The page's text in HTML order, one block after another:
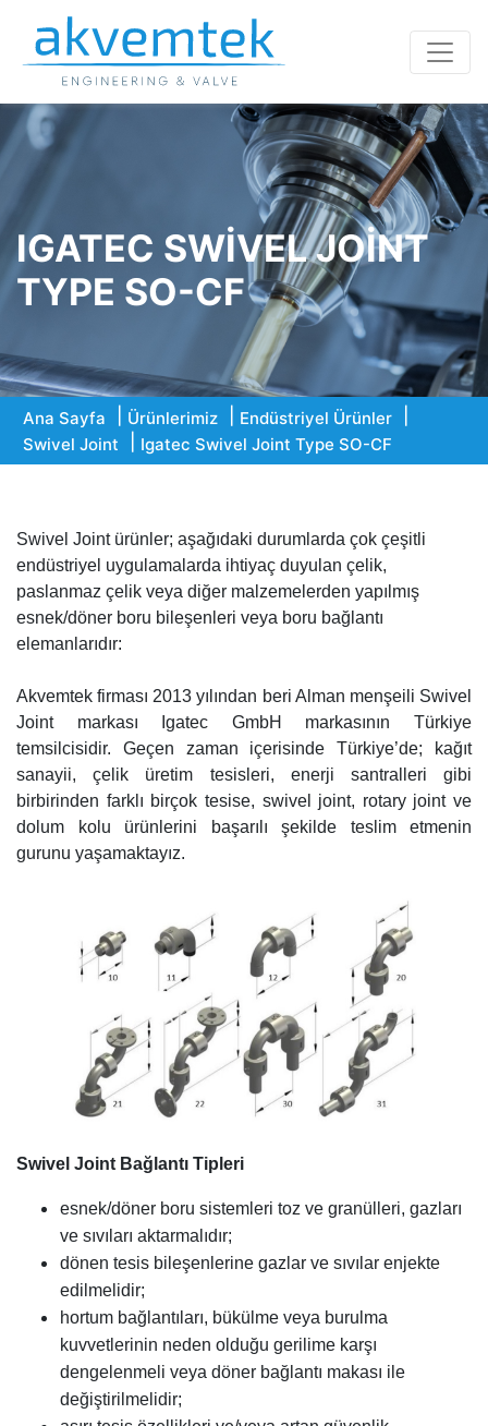
IGATEC SWIVEL JOINT
TYPE SO-CF
Ana Sayfa Ürünlerimiz
Endüstriyel Ürünler
Swivel Joint
Igatec Swivel Joint Type SO-CF
Swivel Joint ürünler; aşağıdaki durumlarda çok çeşitli
endüstriyel uygulamalarda ihtiyaç duyulan çelik,
paslanmaz çelik veya diğer malzemelerden yapılmış
esnek/döner boru bileşenleri veya boru bağlantı
elemanlarıdır:
Akvemtek firması 2013 yılından beri Alman menşeili Swivel
Joint markası Igatec GmbH markasının Türkiye
temsilcisidir. Geçen zaman içerisinde Türkiye’de; kağıt
sanayii, çelik üretim tesisleri, enerji santralleri gibi
birbirinden farklı birçok tesise, swivel joint, rotary joint ve
dolum kolu ürünlerini başarılı şekilde teslim etmenin
gurunu yaşamaktayız.
Swivel Joint Bağlantı Tipleri
esnek/döner boru sistemleri toz ve granülleri, gazları
ve sıvıları aktarmalıdır;
dönen tesis bileşenlerine gazlar ve sıvılar enjekte
edilmelidir;
hortum bağlantıları, bükülme veya burulma
kuvvetlerinin neden olduğu gerilime karşı
dengelenmeli veya döner bağlantı makası ile
değiştirilmelidir;